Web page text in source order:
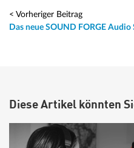
< Vorheriger Beitrag
Das neue SOUND FORGE
Diese Artikel könnten